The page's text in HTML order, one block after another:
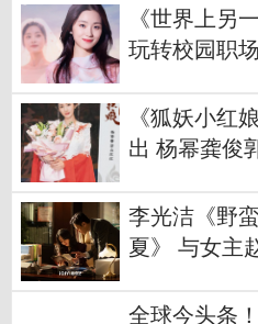
《世界上另
玩转校园职场
《狐妖小红
出 杨幂龚俊
李光洁《野
夏》 与女主
全球今头条